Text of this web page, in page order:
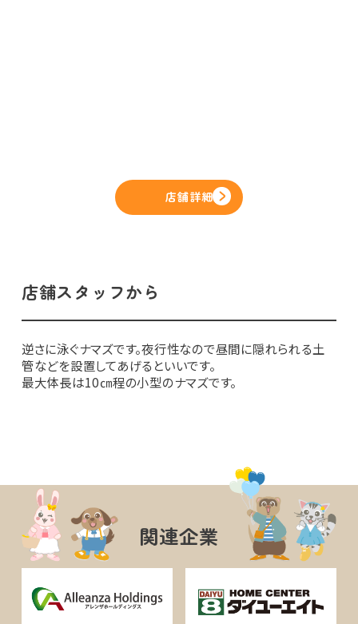
店舗詳細
店舗スタッフから
逆さに泳ぐナマズです。夜行性なので昼間に隠れられる土
管などを設置してあげるといいです。
最大体長は10㎝程の小型のナマズです。
関連企業